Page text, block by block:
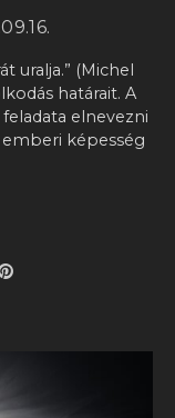
uralja.” (Michel
határait. A
elnevezni
képesség